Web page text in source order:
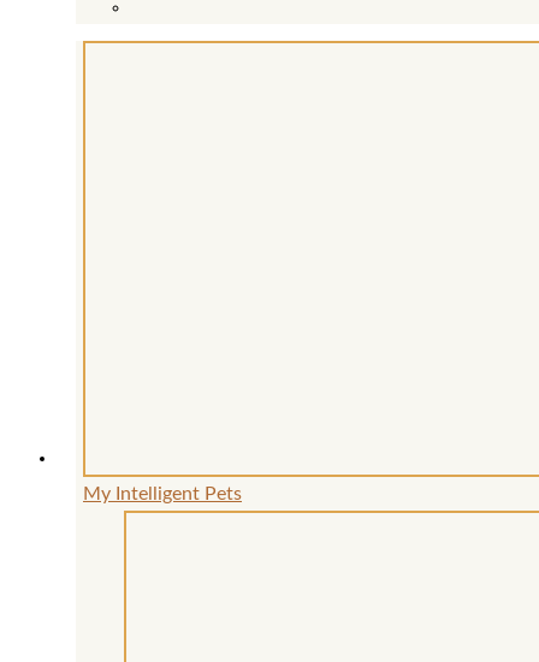
Produkt
My Intelligent Pets